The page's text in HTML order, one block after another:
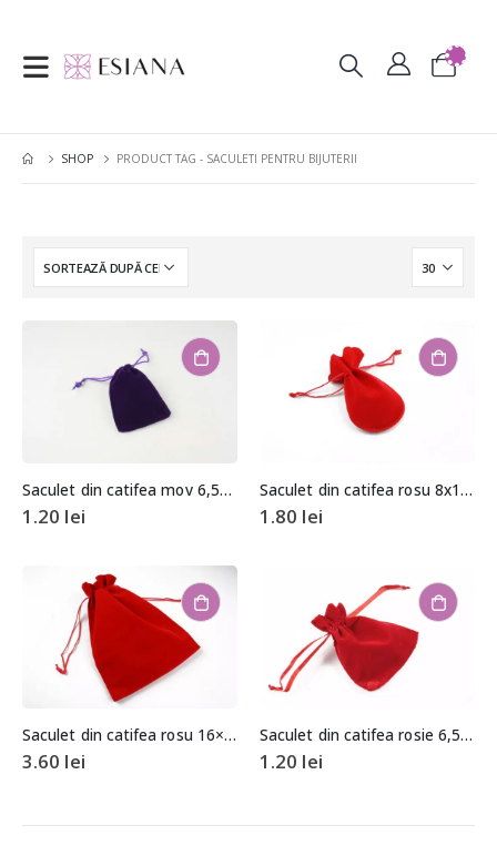
SHOP PRODUCT TAG - SACULETI PENTRU BIJUTERII
Saculet din catifea mov 6,5×9,5cm
1.20 lei
Saculet din catifea rosu 8x12cm
1.80 lei
Saculet din catifea rosu 16×22,5cm
3.60 lei
Saculet din catifea rosie 6,5×9,5cm
1.20 lei